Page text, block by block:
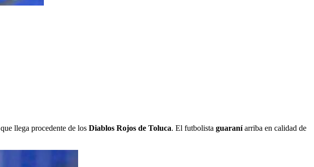
que llega procedente de los Diablos Rojos de Toluca. El futbolista guaraníarriba en calidad de